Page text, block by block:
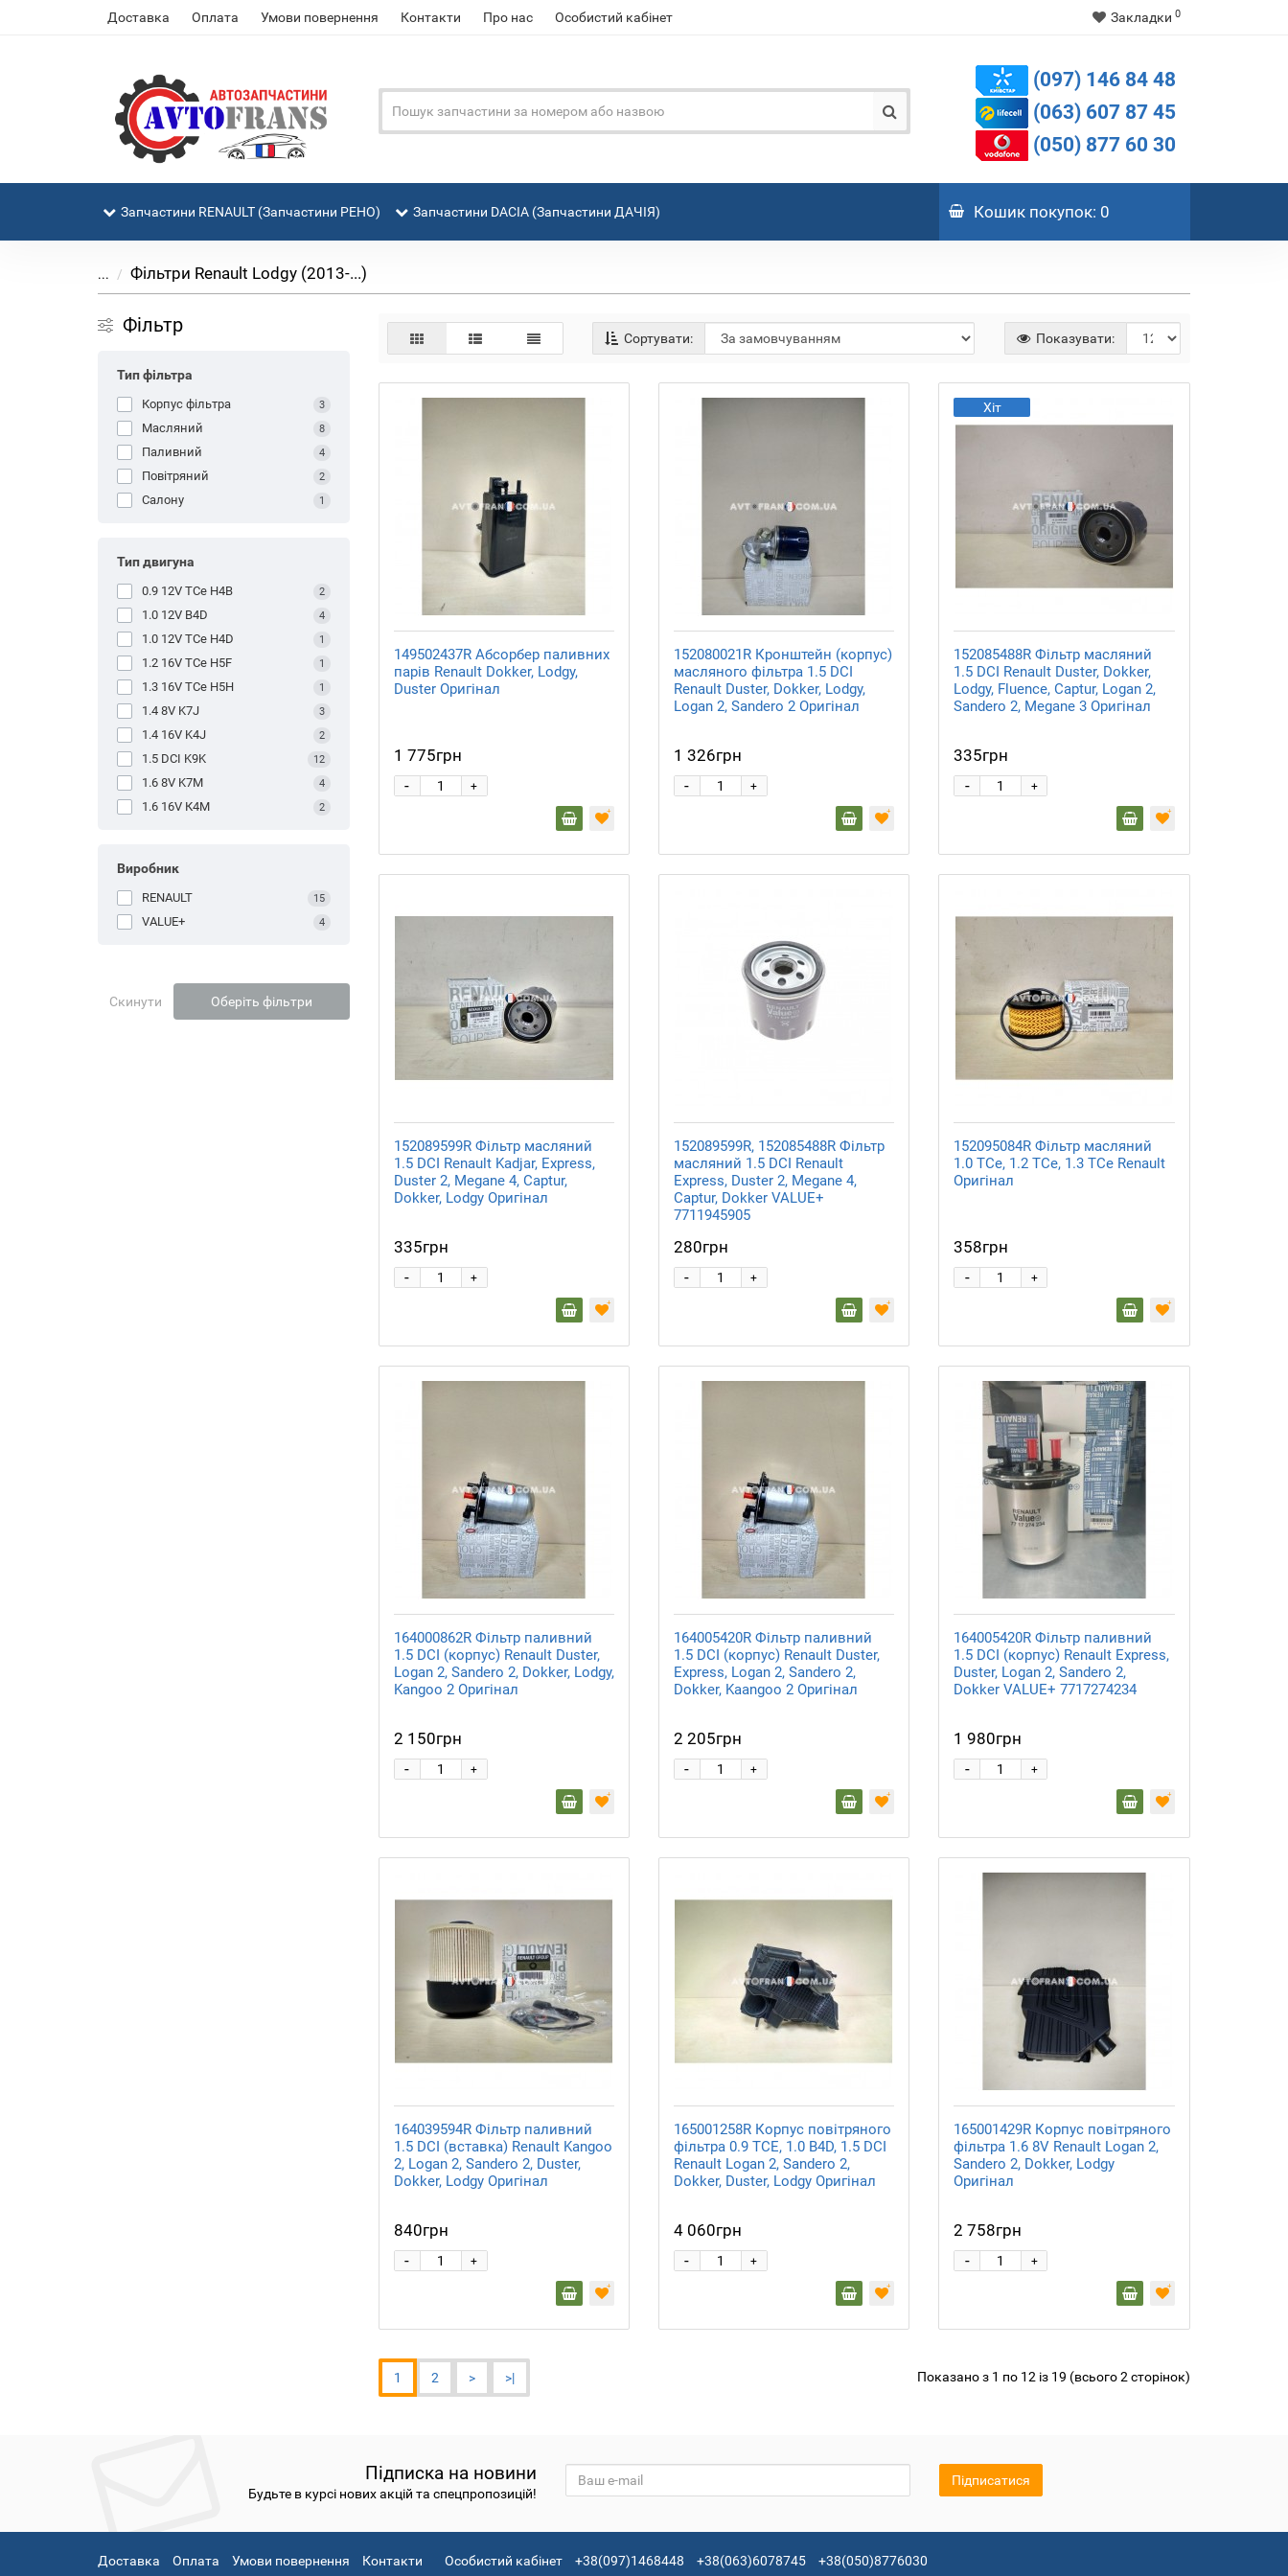
Доставка Оплата Умови повернення Контакти Про нас Особистий кабінет Закладки 0
(097) 146 84 48
(063) 607 87 45
(050) 877 60 30
Запчастини RENAULT (Запчастини РЕНО) Запчастини DACIA (Запчастини ДАЧІЯ) Кошикпокупок: 0
... Фільтри Renault Lodgy (2013-...)
Фільтр
Тип фільтра
Корпус фільтра 3
Масляний 8
Паливний 4
Повітряний 2
Салону 1
Тип двигуна
0.9 12V TCe H4B 2
1.0 12V B4D 4
1.0 12V TCe H4D 1
1.2 16V TCe H5F 1
1.3 16V TCe H5H 1
1.4 8V K7J 3
1.4 16V K4J 2
1.5 DCI K9K 12
1.6 8V K7M 4
1.6 16V К4М 2
Виробник
RENAULT 15
VALUE+ 4
Скинути Оберіть фільтри
Сортувати: Показувати:
149502437R Абсорбер паливних
парів Renault Dokker, Lodgy,
Duster Оригінал
1 775грн
+
-
152080021R Кронштейн (корпус)
масляного фільтра 1.5 DCI
Renault Duster, Dokker, Lodgy,
Logan 2, Sandero 2 Оригінал
1 326грн
+
-
Хіт
152085488R Фільтр масляний
1.5 DCI Renault Duster, Dokker,
Lodgy, Fluence, Captur, Logan 2,
Sandero 2, Megane 3 Оригінал
335грн
+
-
152089599R Фільтр масляний
1.5 DCI Renault Kadjar, Express,
Duster 2, Megane 4, Captur,
Dokker, Lodgy Оригінал
335грн
+
-
152089599R, 152085488R Фільтр
масляний 1.5 DCI Renault
Express, Duster 2, Megane 4,
Captur, Dokker VALUE+
7711945905
280грн
+
-
152095084R Фільтр масляний
1.0 TCe, 1.2 TCe, 1.3 TCe Renault
Оригінал
358грн
+
-
164000862R Фільтр паливний
1.5 DCI (корпус) Renault Duster,
Logan 2, Sandero 2, Dokker, Lodgy,
Kangoo 2 Оригінал
2 150грн
+
-
164005420R Фільтр паливний
1.5 DCI (корпус) Renault Duster,
Express, Logan 2, Sandero 2,
Dokker, Kaangoo 2 Оригінал
2 205грн
+
-
164005420R Фільтр паливний
1.5 DCI (корпус) Renault Express,
Duster, Logan 2, Sandero 2,
Dokker VALUE+ 7717274234
1 980грн
+
-
164039594R Фільтр паливний
1.5 DCI (вставка) Renault Kangoo
2, Logan 2, Sandero 2, Duster,
Dokker, Lodgy Оригінал
840грн
+
-
165001258R Корпус повітряного
фільтра 0.9 TCE, 1.0 B4D, 1.5 DCI
Renault Logan 2, Sandero 2,
Dokker, Duster, Lodgy Оригінал
4 060грн
+
-
165001429R Корпус повітряного
фільтра 1.6 8V Renault Logan 2,
Sandero 2, Dokker, Lodgy
Оригінал
2 758грн
+
-
1 2 > >| Показано з 1 по 12 із 19 (всього 2 сторінок)
Підписка на новини
Будьте в курсі нових акцій та спецпропозицій!
Підписатися
Доставка Оплата Умови повернення Контакти Особистий кабінет +38(097)1468448 +38(063)6078745 +38(050)8776030